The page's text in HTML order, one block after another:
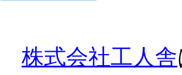
株式会社工人舎